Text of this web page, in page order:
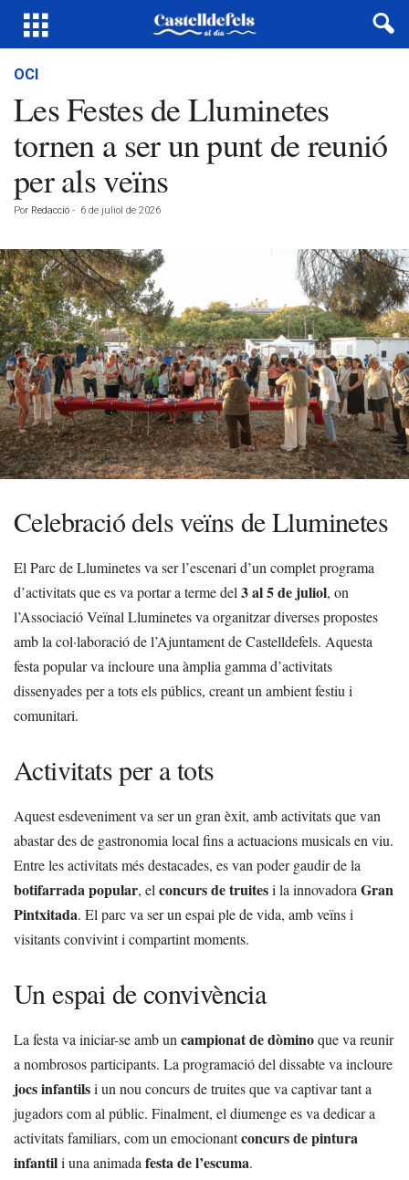
OCI
Les Festes de Lluminetes
tornen a ser un punt de reunió
per als veïns
Por Redacció - 6 de juliol de 2026
Celebració dels veïns de Lluminetes
El Parc de Lluminetes va ser l’escenari d’un complet programa
d’activitats que es va portar a terme del 3 al 5 de juliol, on
l’Associació Veïnal Lluminetes va organitzar diverses propostes
amb la col·laboració de l’Ajuntament de Castelldefels. Aquesta
festa popular va incloure una àmplia gamma d’activitats
dissenyades per a tots els públics, creant un ambient festiu i
comunitari.
Activitats per a tots
Aquest esdeveniment va ser un gran èxit, amb activitats que van
abastar des de gastronomia local fins a actuacions musicals en viu.
Entre les activitats més destacades, es van poder gaudir de la
botifarrada popular, el concurs de truitesi la innovadora Gran
Pintxitada. El parc va ser un espai ple de vida, amb veïns i
visitants convivint i compartint moments.
Un espai de convivència
La festa va iniciar-se amb un campionat de dòminoque va reunir
a nombrosos participants. La programació del dissabte va incloure
jocs infantilsi un nou concurs de truites que va captivar tant a
jugadors com al públic. Finalment, el diumenge es va dedicar a
activitats familiars, com un emocionantconcurs de pintura
infantili una animada festa de l’escuma.